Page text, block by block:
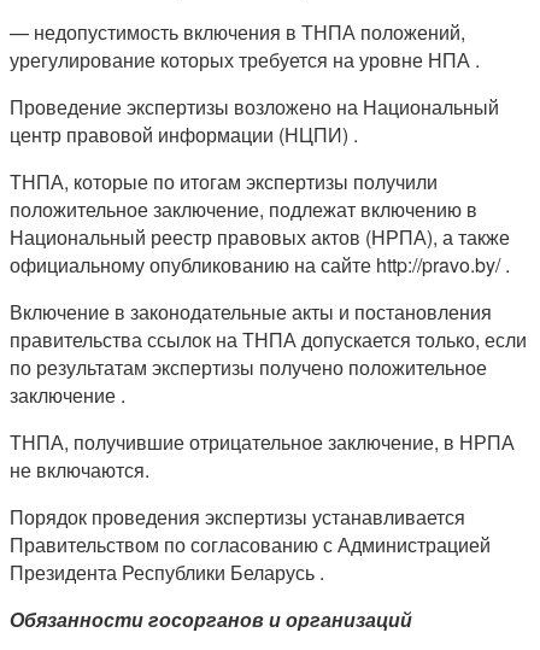
— недопустимость включения в ТНПА положений,
урегулирование которых требуется на уровне НПА .
Проведение экспертизы возложено на Национальный
центр правовой информации (НЦПИ) .
ТНПА, которые по итогам экспертизы получили
положительное заключение, подлежат включению в
Национальный реестр правовых актов (НРПА), а также
официальному опубликованию на сайте http://pravo.by/ .
Включение в законодательные акты и постановления
правительства ссылок на ТНПА допускается только, если
по результатам экспертизы получено положительное
заключение .
ТНПА, получившие отрицательное заключение, в НРПА
не включаются.
Порядок проведения экспертизы устанавливается
Правительством по согласованию с Администрацией
Президента Республики Беларусь .
Обязанности госорганов и организаций